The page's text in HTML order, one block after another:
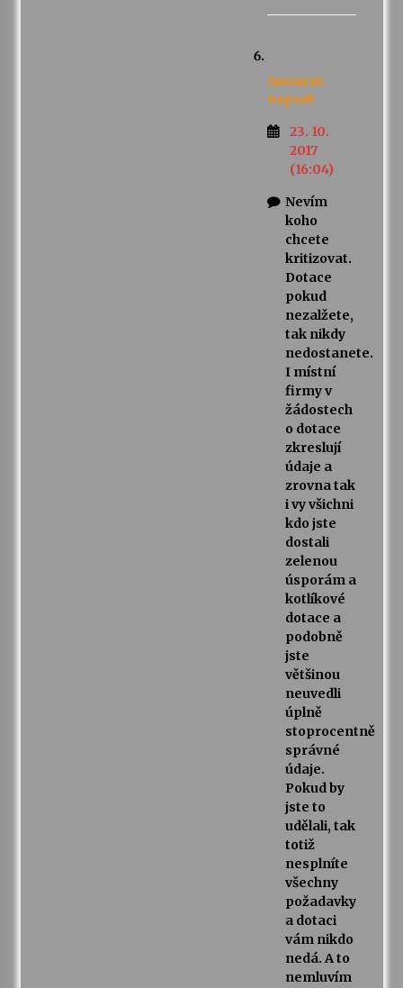
Anonym
napsal:
23. 10.
2017
(16:04)
Nevím
koho
chcete
kritizovat.
Dotace
pokud
nezalžete,
tak nikdy
nedostanete.
I místní
firmy v
žádostech
o dotace
zkreslují
údaje a
zrovna tak
i vy všichni
kdo jste
dostali
zelenou
úsporám a
kotlíkové
dotace a
podobně
jste
většinou
neuvedli
úplně
stoprocentně
správné
údaje.
Pokud by
jste to
udělali, tak
totiž
nesplníte
všechny
požadavky
a dotaci
vám nikdo
nedá. A to
nemluvím